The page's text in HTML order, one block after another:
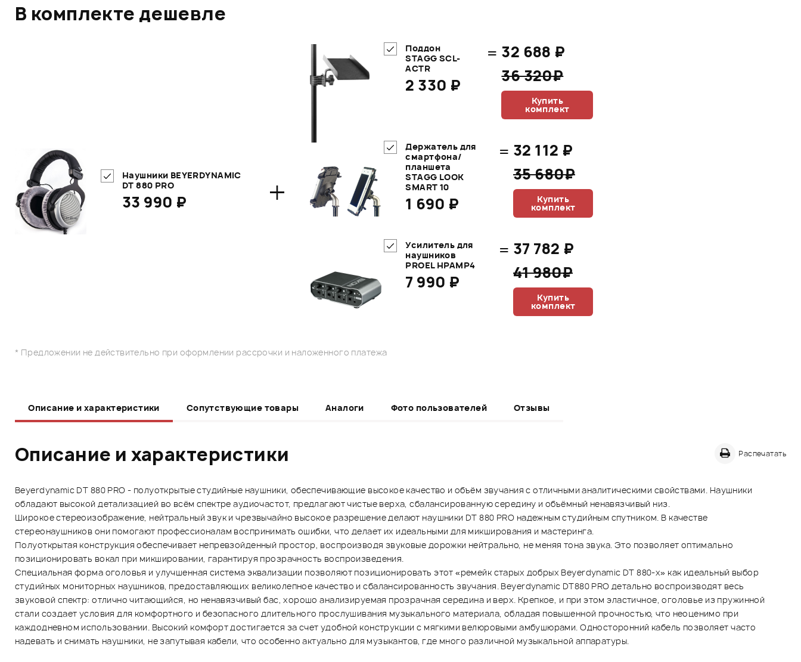
В комплекте дешевле
Наушники BEYERDYNAMIC
DT 880 PRO
33 990 ₽ +
Поддон
STAGG SCL-
ACTR
2 330 ₽
= 32 688 ₽
36 320₽
Купить
комплект
Держатель для
смартфона/
планшета
STAGG LOOK
SMART 10
1 690 ₽
= 32 112 ₽
35 680₽
Купить
комплект
Усилитель для
наушников
PROEL HPAMP4
7 990 ₽
= 37 782 ₽
41 980₽
Купить
комплект
* Предложении не действительно при оформлении рассрочки и наложенного платежа
Описание и характеристики Сопутствующие товары Аналоги Фото пользователей Отзывы
Описание и характеристики Распечатать
Beyerdynamic DT 880 PRO - полуоткрытые студийные наушники, обеспечивающие высокое качество и объём звучания с отличными аналитическими свойствами. Наушники
обладают высокой детализацией во всём спектре аудиочастот, предлагают чистые верха, сбалансированную середину и объёмный ненавязчивый низ.
Широкое стереоизображение, нейтральный звук и чрезвычайно высокое разрешение делают наушники DT 880 PRO надежным студийным спутником. В качестве
стереонаушников они помогают профессионалам воспринимать ошибки, что делает их идеальными для микширования и мастеринга.
Полуоткрытая конструкция обеспечивает непревзойденный простор, воспроизводя звуковые дорожки нейтрально, не меняя тона звука. Это позволяет оптимально
позиционировать вокал при микшировании, гарантируя прозрачность воспроизведения.
Специальная форма оголовья и улучшенная система эквализации позволяют позиционировать этот «ремейк старых добрых Beyerdynamic DT 880-х» как идеальный выбор
студийных мониторных наушников, предоставляющих великолепное качество и сбалансированность звучания. Beyerdynamic DT880 PRO детально воспроизводят весь
звуковой спектр: отлично читающийся, но ненавязчивый бас, хорошо анализируемая прозрачная середина и верх. Крепкое, и при этом эластичное, оголовье из пружинной
стали создает условия для комфортного и безопасного длительного прослушивания музыкального материала, обладая повышенной прочностью, что неоценимо при
каждодневном использовании. Высокий комфорт достигается за счет удобной конструкции с мягкими велюровыми амбушюрами. Односторонний кабель позволяет часто
надевать и снимать наушники, не запутывая кабели, что особенно актуально для музыкантов, где много различной музыкальной аппаратуры.